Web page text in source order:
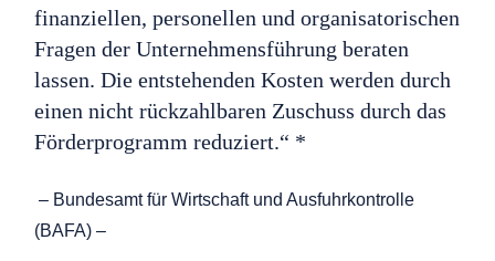
finanziellen, personellen und organisatorischen
Fragen der Unternehmensführung beraten
lassen. Die entstehenden Kosten werden durch
einen nicht rückzahlbaren Zuschuss durch das
Förderprogramm reduziert.“ *
– Bundesamt für Wirtschaft und Ausfuhrkontrolle
(BAFA) –